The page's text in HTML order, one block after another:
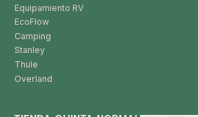
Equipamiento RV
EcoFlow
Camping
Stanley
Thule
Overland